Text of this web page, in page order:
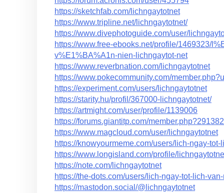
https://sketchfab.com/lichngaytotnet
https://www.tripline.net/lichngaytotnet/
https://www.divephotoguide.com/user/
https://www.free-ebooks.net/profile/1469323/
v%E1%BA%A1n-nien-lichngaytot-net
https://www.reverbnation.com/lichngaytotnet
https://www.pokecommunity.com/
https://experiment.com/users/lichngaytotnet
https://starity.hu/profil/367000-lichngaytotnet/
https://artmight.com/user/profile/1139006
https://forums.giantitp.com/
https://www.magcloud.com/user/lichngaytotnet
https://knowyourmeme.com/users/lich-ngay-tot-
https://www.longisland.com/profile/
https://note.com/lichngaytotnet
https://the-dots.com/users/lich-ngay-tot-lich-
https://mastodon.social/@lichngaytotnet